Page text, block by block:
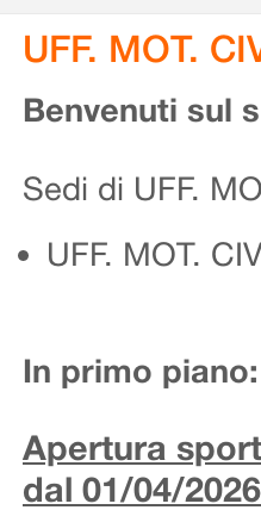
UFF. MOT.
Benvenuti sul
Sedi di UFF.
UFF. MOT.
In primo piano:
Apertura
dal 01/04/2026